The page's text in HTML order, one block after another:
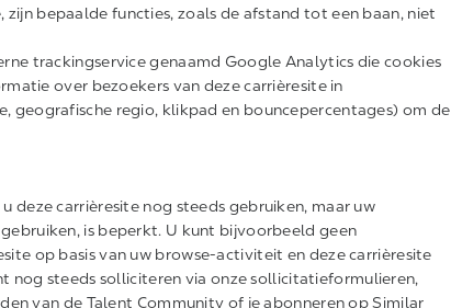
bepaalde functies, zoals de afstand tot een baan, niet
trackingservice genaamd Google Analytics die cookies
over bezoekers van deze carrièresite in
geografische regio, klikpad en bouncepercentages) om de
deze carrièresite nog steeds gebruiken, maar uw
is beperkt. U kunt bijvoorbeeld geen
op basis van uw browse-activiteit en deze carrièresite
nog steeds solliciteren via onze sollicitatieformulieren,
van de Talent Community of je abonneren op Similar